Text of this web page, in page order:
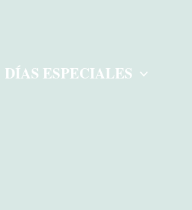
DÍAS ESPECIALES